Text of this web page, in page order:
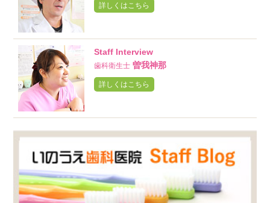
詳しくはこちら
Staff Interview
歯科衛生士 曽我神那
詳しくはこちら